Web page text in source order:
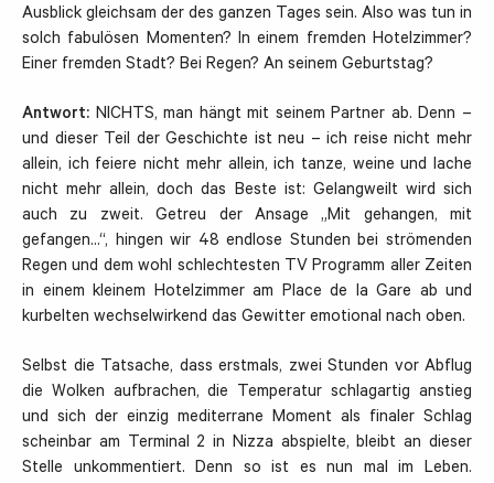
Ausblick gleichsam der des ganzen Tages sein. Also was tun in
solch fabulösen Momenten? In einem fremden Hotelzimmer?
Einer fremden Stadt? Bei Regen? An seinem Geburtstag?
Antwort: NICHTS, man hängt mit seinem Partner ab. Denn –
und dieser Teil der Geschichte ist neu – ich reise nicht mehr
allein, ich feiere nicht mehr allein, ich tanze, weine und lache
nicht mehr allein, doch das Beste ist: Gelangweilt wird sich
auch zu zweit. Getreu der Ansage „Mit gehangen, mit
gefangen…“, hingen wir 48 endlose Stunden bei strömenden
Regen und dem wohl schlechtesten TV Programm aller Zeiten
in einem kleinem Hotelzimmer am Place de la Gare ab und
kurbelten wechselwirkend das Gewitter emotional nach oben.
Selbst die Tatsache, dass erstmals, zwei Stunden vor Abflug
die Wolken aufbrachen, die Temperatur schlagartig anstieg
und sich der einzig mediterrane Moment als finaler Schlag
scheinbar am Terminal 2 in Nizza abspielte, bleibt an dieser
Stelle unkommentiert. Denn so ist es nun mal im Leben.